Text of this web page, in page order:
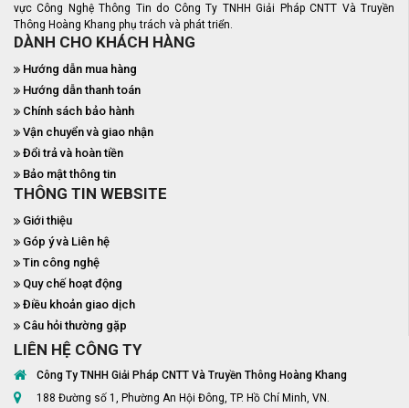
vực Công Nghệ Thông Tin do Công Ty TNHH Giải Pháp CNTT Và Truyền
Thông Hoàng Khang phụ trách và phát triển.
DÀNH CHO KHÁCH HÀNG
Hướng dẫn mua hàng
Hướng dẫn thanh toán
Chính sách bảo hành
Vận chuyển và giao nhận
Đổi trả và hoàn tiền
Bảo mật thông tin
THÔNG TIN WEBSITE
Giới thiệu
Góp ý và Liên hệ
Tin công nghệ
Quy chế hoạt động
Điều khoản giao dịch
Câu hỏi thường gặp
LIÊN HỆ CÔNG TY
Công Ty TNHH Giải Pháp CNTT Và Truyền Thông Hoàng Khang
188 Đường số 1, Phường An Hội Đông, TP. Hồ Chí Minh, VN.